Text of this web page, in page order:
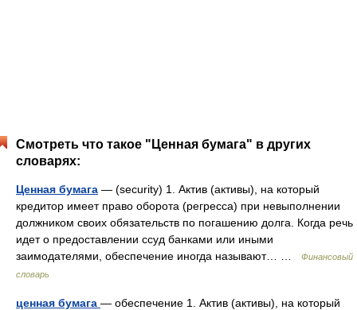
Смотреть что такое "Ценная бумага" в других
словарях:
Ценная бумага — (security) 1. Актив (активы), на который
кредитор имеет право оборота (регресса) при невыполнении
должником своих обязательств по погашению долга. Когда речь
идет о предоставлении ссуд банками или иными
заимодателями, обеспечение иногда называют… …
Финансовый
словарь
ценная бумага — обеспечение 1. Актив (активы), на который